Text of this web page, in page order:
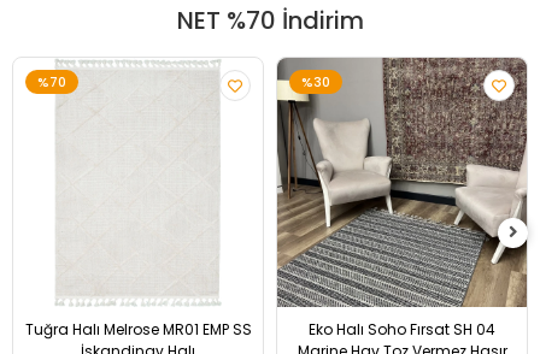
NET %70 İndirim
%70
Tuğra Halı Melrose MR01 EMP SS
%30
Eko Halı Soho Fırsat SH 04